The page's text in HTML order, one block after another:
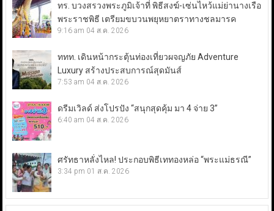
ทร. บวงสรวงพระภูมิเจ้าที่ พิธีสงฆ์-เซ่นไหว้แม่ย่านางเรือ
พระราชพิธี เตรียมขบวนพยุหยาตราทางชลมารค
9:16 am 04 ส.ค. 2026
ททท. เดินหน้ากระตุ้นท่องเที่ยวผจญภัย Adventure
Luxury สร้างประสบการณ์สุดมันส์
7:53 am 04 ส.ค. 2026
ดรีมเวิลด์ ส่งโปรปัง “สนุกสุดคุ้ม มา 4 จ่าย 3”
6:40 am 04 ส.ค. 2026
ศรัทธาหลั่งไหล! ประกอบพิธีเททองหล่อ “พระแม่ธรณี”
3:34 pm 01 ส.ค. 2026